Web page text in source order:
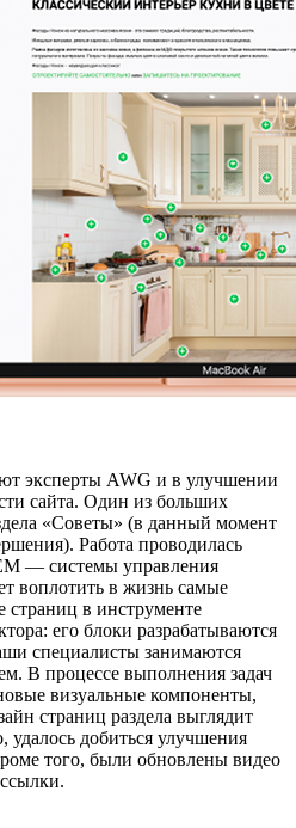
эксперты AWG и в улучшении
сайта. Один из больших
«Советы» (в данный момент
Работа проводилась
— системы управления
воплотить в жизнь самые
в инструменте
его блоки разрабатываются
специалисты занимаются
В процессе выполнения задач
визуальные компоненты,
страниц раздела выглядит
удалось добиться улучшения
того, были обновлены видео